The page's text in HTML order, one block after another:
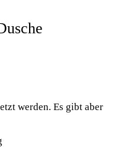
werden. Es gibt aber